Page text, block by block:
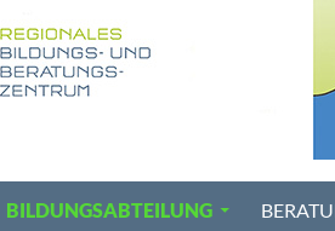
BILDUNGSABTEILUNG